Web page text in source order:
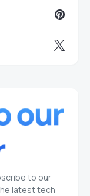
to our
latest tech